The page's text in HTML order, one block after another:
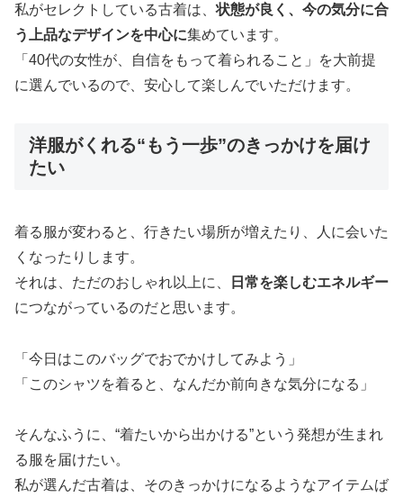
私がセレクトしている古着は、状態が良く、今の気分に合
う上品なデザインを中心に集めています。
「40代の女性が、自信をもって着られること」を大前提
に選んでいるので、安心して楽しんでいただけます。
洋服がくれる“もう一歩”のきっかけを届け
たい
着る服が変わると、行きたい場所が増えたり、人に会いた
くなったりします。
それは、ただのおしゃれ以上に、
日常を楽しむエネルギー
につながっているのだと思います。
「今日はこのバッグでおでかけしてみよう」
「このシャツを着ると、なんだか前向きな気分になる」
そんなふうに、“着たいから出かける”という発想が生まれ
る服を届けたい。
私が選んだ古着は、そのきっかけになるようなアイテムば